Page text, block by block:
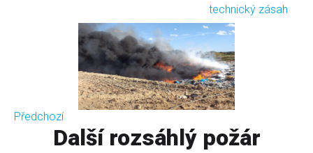
technický zásah
Předchozí
Další rozsáhlý požár